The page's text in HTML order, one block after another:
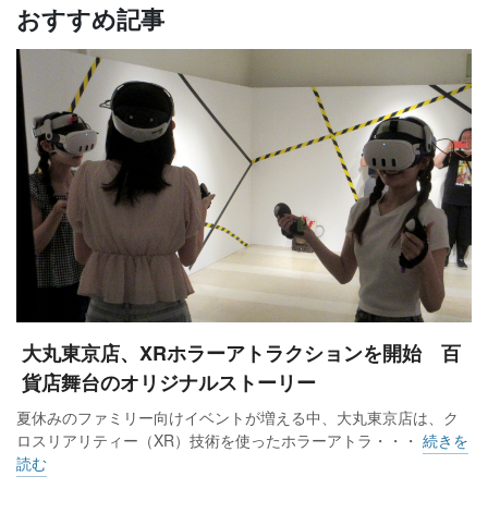
おすすめ記事
大丸東京店、XRホラーアトラクションを開始 百
貨店舞台のオリジナルストーリー
夏休みのファミリー向けイベントが増える中、大丸東京店は、ク
ロスリアリティー（XR）技術を使ったホラーアトラ・・・ 続きを
読む